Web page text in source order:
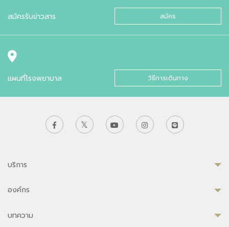
สมัครรับข่าวสาร สมัคร
แผนที่โรงพยาบาล วิธีการเดินทาง
บริการ
องค์กร
บทความ